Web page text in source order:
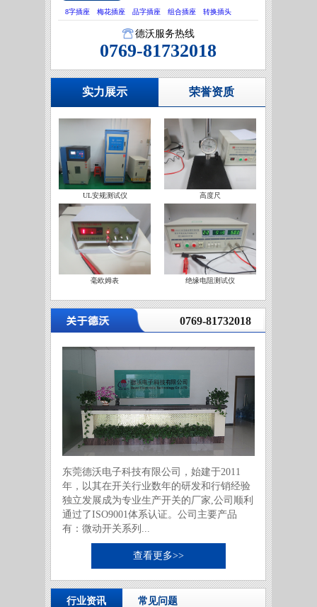
8字插座 梅花插座 品字插座 组合插座 转换插头
德沃服务热线
0769-81732018
实力展示 荣誉资质
UL安规测试仪 高度尺
毫欧姆表 绝缘电阻测试仪
0769-81732018
东莞德沃电子科技有限公司，始建于2011
年，以其在开关行业数年的研发和行销经验
独立发展成为专业生产开关的厂家,公司顺利
通过了ISO9001体系认证。公司主要产品
有：微动开关系列...
查看更多>>
行业资讯 常见问题